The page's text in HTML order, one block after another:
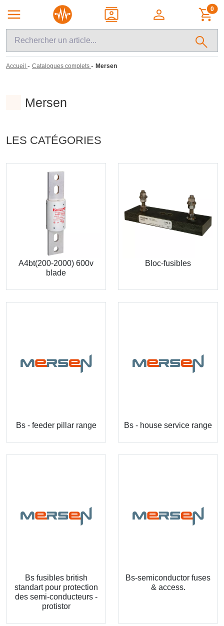
0
Accueil - Catalogues complets - Mersen
Mersen
LES CATÉGORIES
A4bt(200-2000) 600v
blade
Bloc-fusibles
Bs - feeder pillar range Bs - house service range
Bs fusibles british
standart pour protection
des semi-conducteurs -
protistor
Bs-semiconductor fuses
& access.